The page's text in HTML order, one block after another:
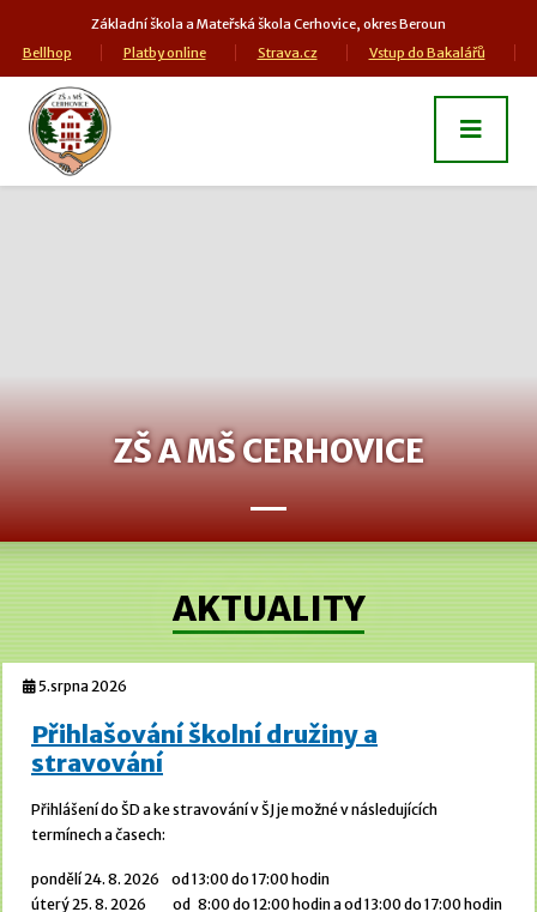
Základní škola a Mateřská škola Cerhovice, okres Beroun
Bellhop
Platby online Strava.cz Vstup do Bakalářů
ZŠ A MŠ CERHOVICE
AKTUALITY
5.srpna 2026
Přihlašování školní družiny a
stravování
Přihlášení do ŠD a ke stravování v ŠJ je možné v následujících
termínech a časech:
pondělí 24. 8. 2026 od 13:00 do 17:00 hodin
úterý 25. 8. 2026 od 8:00 do 12:00 hodin a od 13:00 do 17:00 hodin